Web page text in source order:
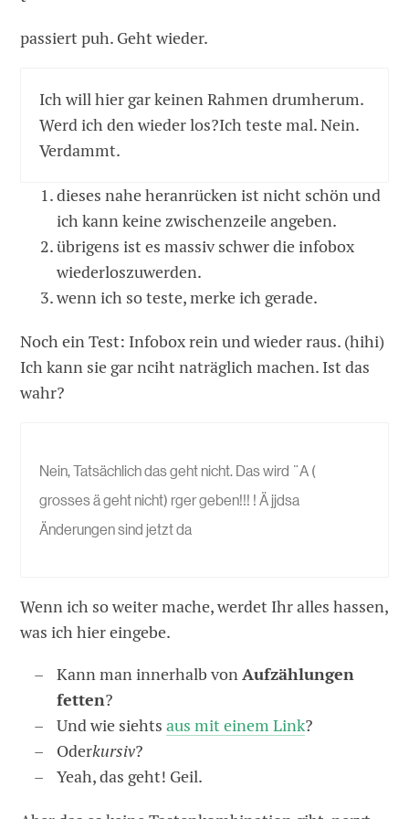
passiert puh. Geht wieder.
Ich will hier gar keinen Rahmen drumherum.
Werd ich den wieder los?Ich teste mal. Nein.
Verdammt.
dieses nahe heranrücken ist nicht schön und
ich kann keine zwischenzeile angeben.
übrigens ist es massiv schwer die infobox
wiederloszuwerden.
wenn ich so teste, merke ich gerade.
Noch ein Test: Infobox rein und wieder raus. (hihi)
Ich kann sie gar nciht naträglich machen. Ist das
wahr?
Nein, Tatsächlich das geht nicht. Das wird ¨A (
grosses ä geht nicht) rger geben!!! ! Ä jjdsa
Änderungen sind jetzt da
Wenn ich so weiter mache, werdet Ihr alles hassen,
was ich hier eingebe.
Kann man innerhalb von Aufzählungen
fetten?
Und wie siehtsaus mit einem Link?
Oderkursiv?
Yeah, das geht! Geil.